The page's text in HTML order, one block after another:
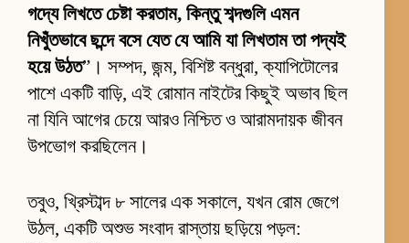
গদ্যে লিখতে চেষ্টা করতাম, কিন্তু শব্দগুলি এমন
নিখুঁতভাবে ছন্দে বসে যেত যে আমি যা লিখতাম তা পদ্যই
হয়ে উঠত”। সম্পদ, জন্ম, বিশিষ্ট বন্ধুরা, ক্যাপিটোলের
পাশে একটি বাড়ি, এই রোমান নাইটের কিছুই অভাব ছিল
না যিনি আগের চেয়ে আরও নিশ্চিত ও আরামদায়ক জীবন
উপভোগ করছিলেন।
তবুও, খ্রিস্টাব্দ ৮ সালের এক সকালে, যখন রোম জেগে
উঠল, একটি অশুভ সংবাদ রাস্তায় ছড়িয়ে পড়ল: